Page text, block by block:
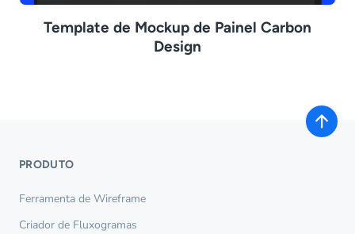
Template de Mockup de Painel Carbon
Design
PRODUTO
Ferramenta de Wireframe
Criador de Fluxogramas